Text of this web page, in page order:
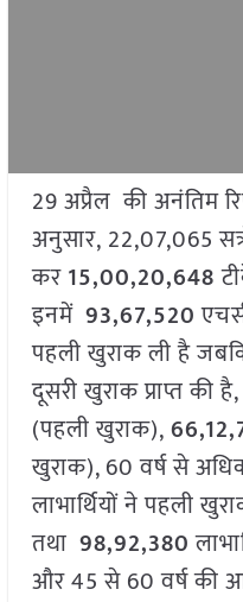
29 अप्रैल की अनंतिम
अनुसार, 22,07,065
कर15,00,20,648
इनमें 93,67,520
पहली खुराक ली है
दूसरी खुराक प्राप्त की है,
(पहली खुराक),
खुराक), 60 वर्ष से
लाभार्थियों ने पहली
तथा 98,92,380
और 45 से 60 वर्ष की